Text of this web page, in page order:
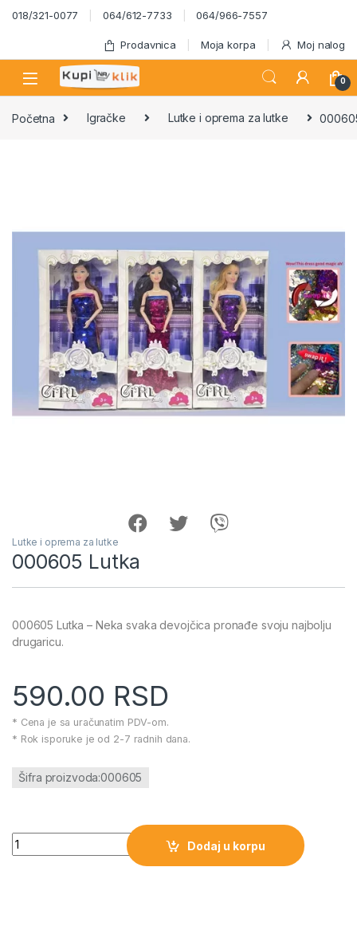
Skip to navigation
Skip to content
018/321-0077 064/612-7733 064/966-7557
Prodavnica Moja korpa Moj nalog
0
Početna Igračke Lutke i oprema za lutke
Lutke i oprema za lutke
000605 Lutka
000605 Lutka – Neka svaka devojčica pronađe svoju najbolju
drugaricu.
590.00 RSD
* Cena je sa uračunatim PDV-om.
* Rok isporuke je od 2-7 radnih dana.
Šifra proizvoda:000605
000605 Lutka količina
Dodaj u korpu